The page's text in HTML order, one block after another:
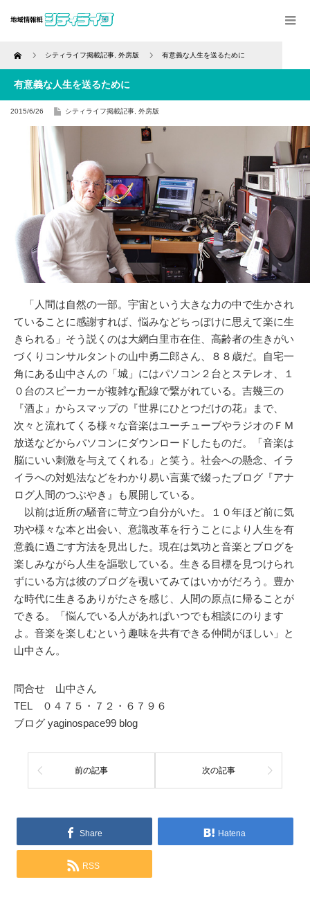
Home シティライフ掲載記事 外房版 有意義な人生を送るために
有意義な人生を送るために
2015/6/26 シティライフ掲載記事 外房版
「人間は自然の一部。宇宙という大きな力の中で生かされ
ていることに感謝すれば、悩みなどちっぽけに思えて楽に生
きられる」そう説くのは大網白里市在住、高齢者の生きがい
づくりコンサルタントの山中勇二郎さん、８８歳だ。自宅一
角にある山中さんの「城」にはパソコン２台とステレオ、１
０台のスピーカーが複雑な配線で繋がれている。吉幾三の
『酒よ』からスマップの『世界にひとつだけの花』まで、
次々と流れてくる様々な音楽はユーチューブやラジオのＦＭ
放送などからパソコンにダウンロードしたものだ。「音楽は
脳にいい刺激を与えてくれる」と笑う。社会への懸念、イラ
イラへの対処法などをわかり易い言葉で綴ったブログ『アナ
ログ人間のつぶやき』も展開している。
以前は近所の騒音に苛立つ自分がいた。１０年ほど前に気
功や様々な本と出会い、意識改革を行うことにより人生を有
意義に過ごす方法を見出した。現在は気功と音楽とブログを
楽しみながら人生を謳歌している。生きる目標を見つけられ
ずにいる方は彼のブログを覗いてみてはいかがだろう。豊か
な時代に生きるありがたさを感じ、人間の原点に帰ることが
できる。「悩んでいる人があればいつでも相談にのります
よ。音楽を楽しむという趣味を共有できる仲間がほしい」と
山中さん。
問合せ 山中さん
TEL ０４７５・７２・６７９６
ブログ yaginospace99 blog
前の記事 次の記事
Share Hatena
RSS